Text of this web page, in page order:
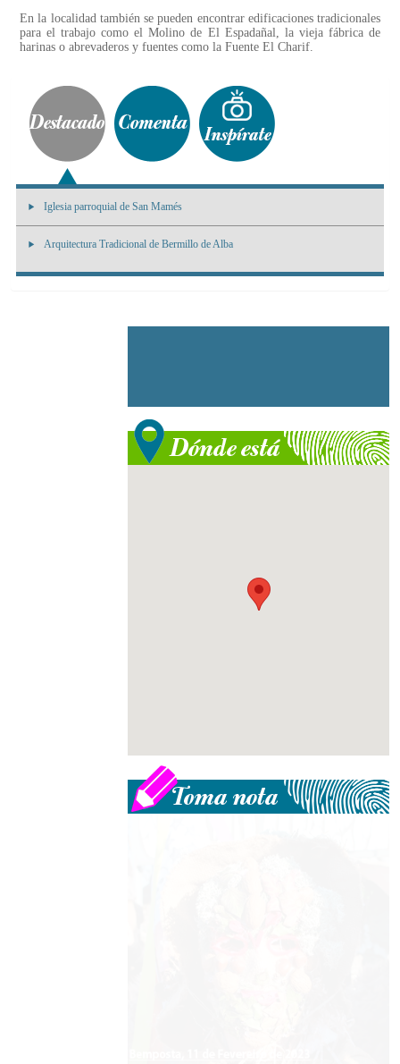
En la localidad también se pueden encontrar edificaciones tradicionales
para el trabajo como el Molino de El Espadañal, la vieja fábrica de
harinas o abrevaderos y fuentes como la Fuente El Charif.
Iglesia parroquial de San Mamés
Arquitectura Tradicional de Bermillo de Alba